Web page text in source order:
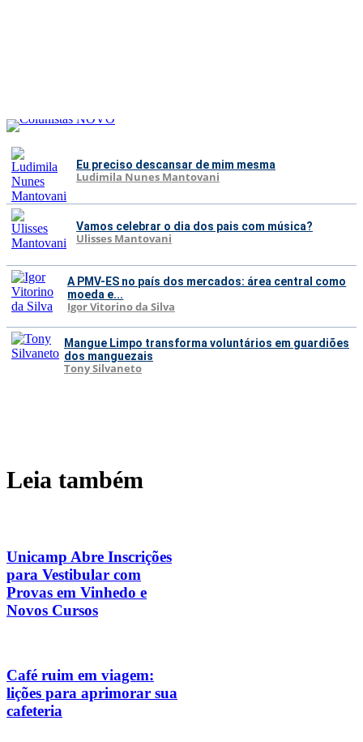
Eu preciso descansar de mim mesma
Ludimila Nunes Mantovani
Vamos celebrar o dia dos pais com música?
Ulisses Mantovani
A PMV-ES no país dos mercados: área central como
moeda e...
Igor Vitorino da Silva
Mangue Limpo transforma voluntários em guardiões
dos manguezais
Tony Silvaneto
Leia também
Unicamp Abre Inscrições
para Vestibular com
Provas em Vinhedo e
Novos Cursos
Café ruim em viagem:
lições para aprimorar sua
cafeteria